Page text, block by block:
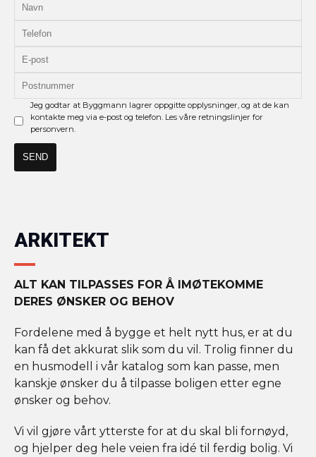
Jeg godtar at Byggmann lagrer oppgitte opplysninger, og at de kan
kontakte meg via e-post og telefon. Les våre retningslinjer for
personvern.
ARKITEKT
ALT KAN TILPASSES FOR Å IMØTEKOMME
DERES ØNSKER OG BEHOV
Fordelene med å bygge et helt nytt hus, er at du
kan få det akkurat slik som du vil. Trolig finner du
en husmodell i vår katalog som kan passe, men
kanskje ønsker du å tilpasse boligen etter egne
ønsker og behov.
Vi vil gjøre vårt ytterste for at du skal bli fornøyd,
og hjelper deg hele veien fra idé til ferdig bolig. Vi